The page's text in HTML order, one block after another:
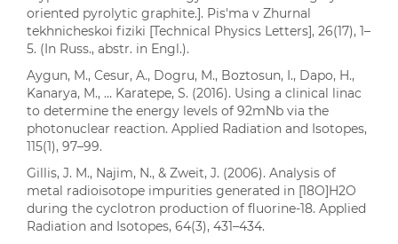
oriented pyrolytic graphite.]. Pis'ma v Zhurnal
tekhnicheskoi fiziki [Technical Physics Letters], 26(17), 1–
5. (In Russ., abstr. in Engl.).
Aygun, M., Cesur, A., Dogru, M., Boztosun, I., Dapo, H.,
Kanarya, M., … Karatepe, S. (2016). Using a clinical linac
to determine the energy levels of 92mNb via the
photonuclear reaction. Applied Radiation and Isotopes,
115(1), 97–99.
Gillis, J. M., Najim, N., & Zweit, J. (2006). Analysis of
metal radioisotope impurities generated in [18O]H2O
during the cyclotron production of fluorine-18. Applied
Radiation and Isotopes, 64(3), 431–434.